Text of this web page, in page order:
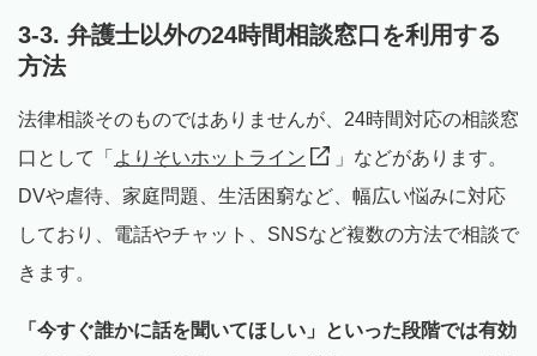
3-3. 弁護士以外の24時間相談窓口を利用する
方法
法律相談そのものではありませんが、24時間対応の相談窓
口として「 よりそいホットライン
」などがあります。
DVや虐待、家庭問題、生活困窮など、幅広い悩みに対応
しており、電話やチャット、SNSなど複数の方法で相談で
きます。
「今すぐ誰かに話を聞いてほしい」といった段階では有効